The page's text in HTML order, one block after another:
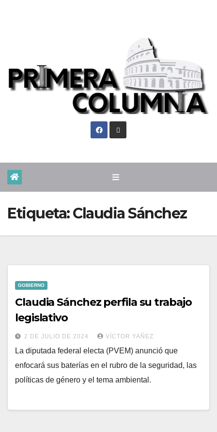
Etiqueta:Claudia Sánchez
GOBIERNO
Claudia Sánchez perfila su trabajo
legislativo
2 DE JULIO DE 2024 VÍCTOR YAÑEZ
La diputada federal electa (PVEM) anunció que
enfocará sus baterías en el rubro de la seguridad, las
políticas de género y el tema ambiental.